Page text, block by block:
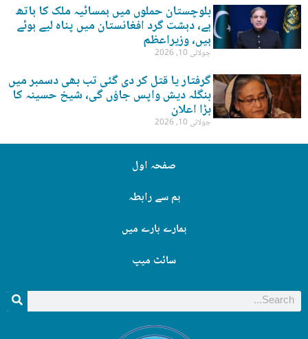
بلوچستان حملوں میں ہمسائیہ ملک کا ہاتھ
ہے، دہشت گرد افغانستان میں پناہ لیے ہوئے
ہیں، وزیراعظم
جولائی 10, 2026
گرفتار یا قتل کر دی گئی تب بھی دسمبر میں
بنگلہ دیش واپس جاؤں گی، شیخ حسینہ کا
بڑا اعلان
جولائی 10, 2026
صفحہ اول
ہم سے رابطہ
ہمارے بارے میں
سائٹ میپ